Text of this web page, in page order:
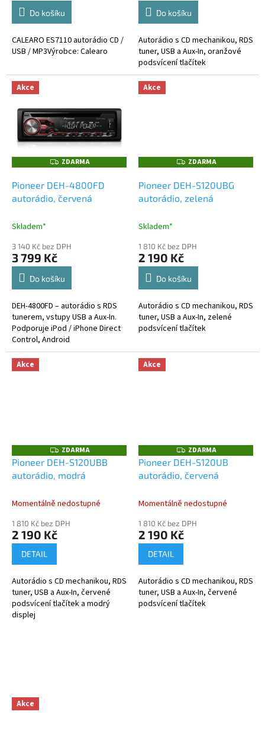
Do košíku
CALEARO ES7110 autorádio CD /
USB / MP3Výrobce: Calearo
Do košíku
Autorádio s CD mechanikou, RDS
tuner, USB a Aux-In, oranžové
podsvícení tlačítek
Akce
Z
D
R
M
A
ZDARMA
Pioneer DEH-4800FD
autorádio, červená
Skladem*
3 140 Kč bez DPH
3 799 Kč
Do košíku
DEH-4800FD – autorádio s RDS
tunerem, vstupy USB a Aux-In.
Podporuje iPod / iPhone Direct
Control, Android
Akce
Z
D
R
A
ZDARMA
Pioneer DEH-S120UBG
autorádio, zelená
Skladem*
1 810 Kč bez DPH
2 190 Kč
Do košíku
Autorádio s CD mechanikou, RDS
tuner, USB a Aux-In, zelené
podsvícení tlačítek
Akce
Z
D
A
R
ZDARMA
Pioneer DEH-S120UBB
autorádio, modrá
Momentálně nedostupné
1 810 Kč bez DPH
2 190 Kč
DETAIL
Autorádio s CD mechanikou, RDS
tuner, USB a Aux-In, červené
podsvícení tlačítek a modrý
displej
Akce
Z
D
A
R
ZDARMA
Pioneer DEH-S120UB
autorádio, červená
Momentálně nedostupné
1 810 Kč bez DPH
2 190 Kč
DETAIL
Autorádio s CD mechanikou, RDS
tuner, USB a Aux-In, červené
podsvícení tlačítek
Akce